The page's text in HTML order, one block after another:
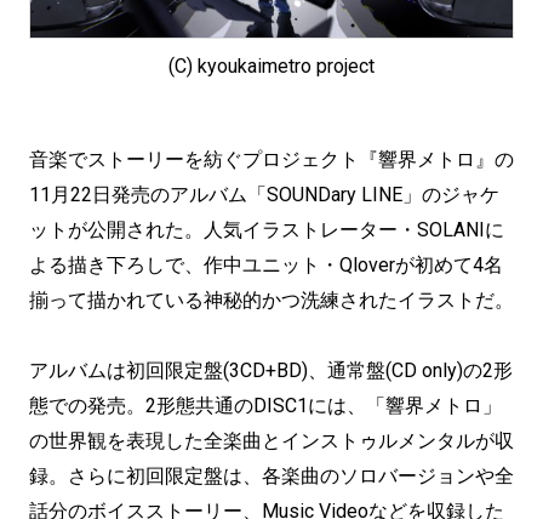
(C) kyoukaimetro project
音楽でストーリーを紡ぐプロジェクト『響界メトロ』の
11月22日発売のアルバム「SOUNDary LINE」のジャケ
ットが公開された。人気イラストレーター・SOLANIに
よる描き下ろしで、作中ユニット・Qloverが初めて4名
揃って描かれている神秘的かつ洗練されたイラストだ。
アルバムは初回限定盤(3CD+BD)、通常盤(CD only)の2形
態での発売。2形態共通のDISC1には、「響界メトロ」
の世界観を表現した全楽曲とインストゥルメンタルが収
録。さらに初回限定盤は、各楽曲のソロバージョンや全
話分のボイスストーリー、Music Videoなどを収録した